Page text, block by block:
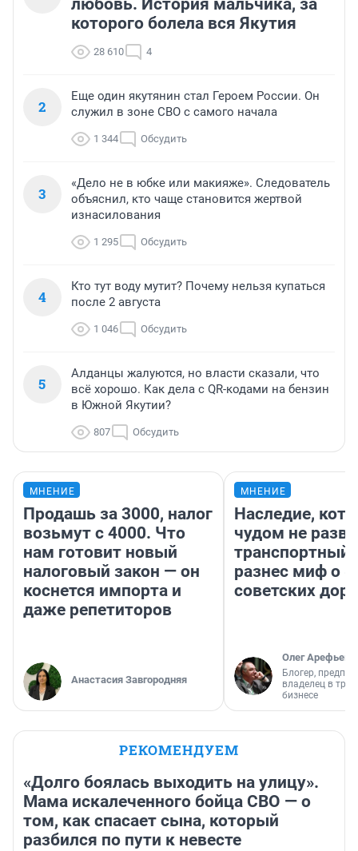
любовь. История мальчика, за
которого болела вся Якутия
28 610 4
2
Еще один якутянин стал Героем России. Он
служил в зоне СВО с самого начала
1 344 Обсудить
3
«Дело не в юбке или макияже». Следователь
объяснил, кто чаще становится жертвой
изнасилования
1 295 Обсудить
4
Кто тут воду мутит? Почему нельзя купаться
после 2 августа
1 046 Обсудить
5
Алданцы жалуются, но власти сказали, что
всё хорошо. Как дела с QR-кодами на бензин
в Южной Якутии?
807 Обсудить
МНЕНИЕ
Продашь за 3000, налог
возьмут с 4000. Что
нам готовит новый
налоговый закон — он
коснется импорта и
даже репетиторов
Анастасия Завгородняя
МНЕНИЕ
Наследие,
чудом не
транспортный
разнес миф о
советских
Олег Арефьев
Блогер,
владелец в
бизнесе
РЕКОМЕНДУЕМ
«Долго боялась выходить на улицу».
Мама искалеченного бойца СВО — о
том, как спасает сына, который
разбился по пути к невесте